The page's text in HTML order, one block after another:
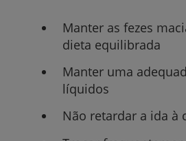
Manter as fezes
dieta equilibrada
Manter uma
líquidos
Não retardar a ida à